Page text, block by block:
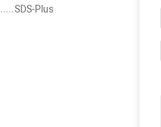
SDS-Plus